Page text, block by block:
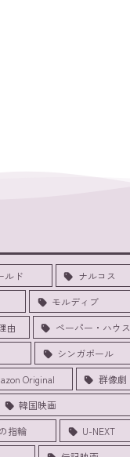
ルド
ナルコス
モルディブ
由
ペーパー・ハウス
シンガポール
Original
群像劇
韓国映画
指輪
U-NEXT